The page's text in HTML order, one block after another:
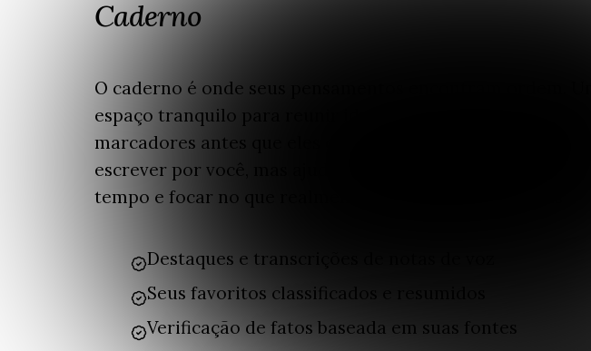
Caderno
O caderno é onde seus pensamentos encontram ordem. Um
espaço tranquilo para reunir ideias, notas de voz e
marcadores antes que eles desapareçam. Ele não vai
escrever por você, mas ajuda a ver conexões, economizar
tempo e focar no que realmente importa: suas palavras
Destaques e transcrições de notas de voz
Seus favoritos classificados e resumidos
Verificação de fatos baseada em suas fontes